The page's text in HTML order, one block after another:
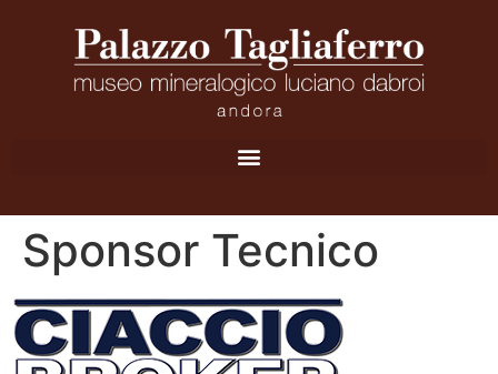
Sponsor Tecnico